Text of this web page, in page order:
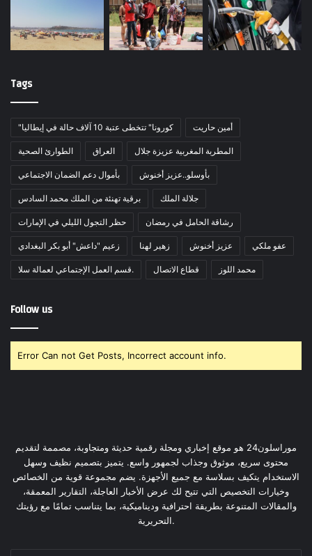
Tags
"كورونا" تتخطى عتبة 10 آلاف حالة في إيطاليا أمين حاريت
الطوارئ الصحية العراق المطربة المغربية عزيزة جلال
بأموال دعم الضمان الاجتماعي بأوسلو..عزيز أخنوش
برقية تهنئة من الملك محمد السادس جلالة الملك
حظر التجول الليلي في الإمارات رشاقة الحامل في رمضان
زعيم "داعش" أبو بكر البغدادي زهير لهنا عزيز أخنوش عفو ملكي
قسم العمل الإجتماعي لعمالة سلا. قطاع الاتصال محمد اللوز
Follow us
Error Can not Get Posts, Incorrect account info.
موراسلون24 هو موقع إخباري ومجلة رقمية حديثة ومتجاوبة، مصممة لتقديم
محتوى سريع، موثوق وجذاب لجمهور واسع. يتميز بتصميم نظيف وسهل
الاستخدام يتكيف بسلاسة مع جميع الأجهزة. يضم مجموعة قوية من الخصائص
وخيارات التخصيص التي تتيح لك عرض الأخبار العاجلة، التقارير المعمقة،
والمقالات المتنوعة بطريقة احترافية وديناميكية، بما يتناسب تمامًا مع رؤيتك
التحريرية.